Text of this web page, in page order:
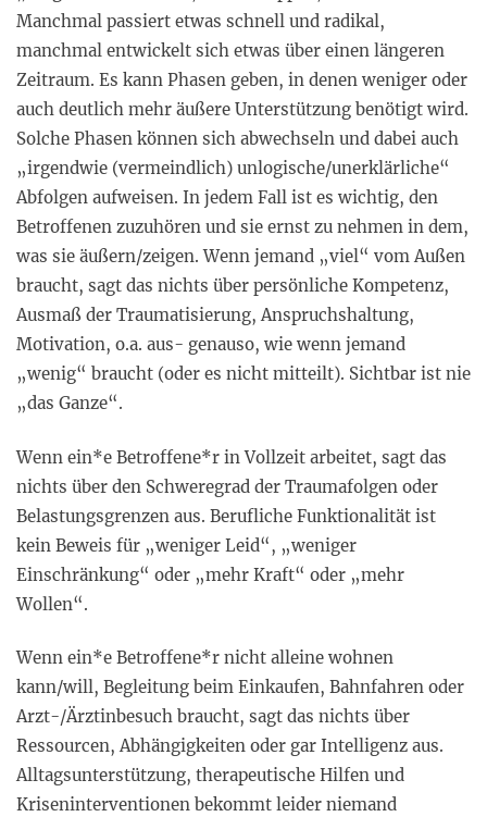
Manchmal passiert etwas schnell und radikal,
manchmal entwickelt sich etwas über einen längeren
Zeitraum. Es kann Phasen geben, in denen weniger oder
auch deutlich mehr äußere Unterstützung benötigt wird.
Solche Phasen können sich abwechseln und dabei auch
„irgendwie (vermeindlich) unlogische/unerklärliche“
Abfolgen aufweisen. In jedem Fall ist es wichtig, den
Betroffenen zuzuhören und sie ernst zu nehmen in dem,
was sie äußern/zeigen. Wenn jemand „viel“ vom Außen
braucht, sagt das nichts über persönliche Kompetenz,
Ausmaß der Traumatisierung, Anspruchshaltung,
Motivation, o.a. aus- genauso, wie wenn jemand
„wenig“ braucht (oder es nicht mitteilt). Sichtbar ist nie
„das Ganze“.
Wenn ein*e Betroffene*r in Vollzeit arbeitet, sagt das
nichts über den Schweregrad der Traumafolgen oder
Belastungsgrenzen aus. Berufliche Funktionalität ist
kein Beweis für „weniger Leid“, „weniger
Einschränkung“ oder „mehr Kraft“ oder „mehr
Wollen“.
Wenn ein*e Betroffene*r nicht alleine wohnen
kann/will, Begleitung beim Einkaufen, Bahnfahren oder
Arzt-/Ärztinbesuch braucht, sagt das nichts über
Ressourcen, Abhängigkeiten oder gar Intelligenz aus.
Alltagsunterstützung, therapeutische Hilfen und
Kriseninterventionen bekommt leider niemand